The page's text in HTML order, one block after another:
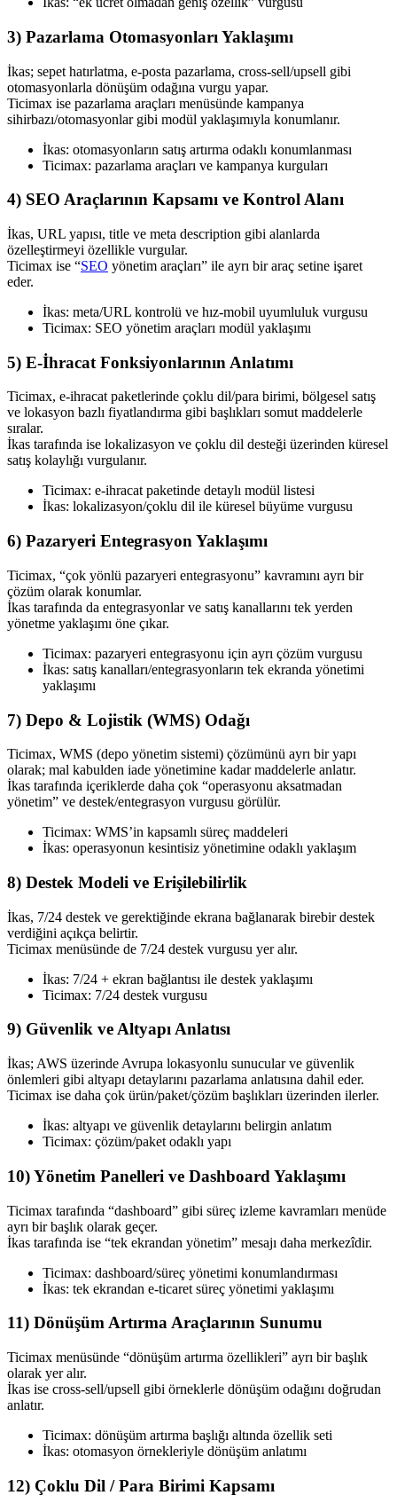
3) Pazarlama Otomasyonları Yaklaşımı
İkas; sepet hatırlatma, e-posta pazarlama, cross-sell/upsell gibi
otomasyonlarla dönüşüm odağına vurgu yapar.
Ticimax ise pazarlama araçları menüsünde kampanya
sihirbazı/otomasyonlar gibi modül yaklaşımıyla konumlanır.
İkas: otomasyonların satış artırma odaklı konumlanması
Ticimax: pazarlama araçları ve kampanya kurguları
4) SEO Araçlarının Kapsamı ve Kontrol Alanı
İkas, URL yapısı, title ve meta description gibi alanlarda
özelleştirmeyi özellikle vurgular.
Ticimax ise “SEO yönetim araçları” ile ayrı bir araç setine işaret
eder.
İkas: meta/URL kontrolü ve hız-mobil uyumluluk vurgusu
Ticimax: SEO yönetim araçları modül yaklaşımı
5) E-İhracat Fonksiyonlarının Anlatımı
Ticimax, e-ihracat paketlerinde çoklu dil/para birimi, bölgesel satış
ve lokasyon bazlı fiyatlandırma gibi başlıkları somut maddelerle
sıralar.
İkas tarafında ise lokalizasyon ve çoklu dil desteği üzerinden küresel
satış kolaylığı vurgulanır.
Ticimax: e-ihracat paketinde detaylı modül listesi
İkas: lokalizasyon/çoklu dil ile küresel büyüme vurgusu
6) Pazaryeri Entegrasyon Yaklaşımı
Ticimax, “çok yönlü pazaryeri entegrasyonu” kavramını ayrı bir
çözüm olarak konumlar.
İkas tarafında da entegrasyonlar ve satış kanallarını tek yerden
yönetme yaklaşımı öne çıkar.
Ticimax: pazaryeri entegrasyonu için ayrı çözüm vurgusu
İkas: satış kanalları/entegrasyonların tek ekranda yönetimi
yaklaşımı
7) Depo & Lojistik (WMS) Odağı
Ticimax, WMS (depo yönetim sistemi) çözümünü ayrı bir yapı
olarak; mal kabulden iade yönetimine kadar maddelerle anlatır.
İkas tarafında içeriklerde daha çok “operasyonu aksatmadan
yönetim” ve destek/entegrasyon vurgusu görülür.
Ticimax: WMS’in kapsamlı süreç maddeleri
İkas: operasyonun kesintisiz yönetimine odaklı yaklaşım
8) Destek Modeli ve Erişilebilirlik
İkas, 7/24 destek ve gerektiğinde ekrana bağlanarak birebir destek
verdiğini açıkça belirtir.
Ticimax menüsünde de 7/24 destek vurgusu yer alır.
İkas: 7/24 + ekran bağlantısı ile destek yaklaşımı
Ticimax: 7/24 destek vurgusu
9) Güvenlik ve Altyapı Anlatısı
İkas; AWS üzerinde Avrupa lokasyonlu sunucular ve güvenlik
önlemleri gibi altyapı detaylarını pazarlama anlatısına dahil eder.
Ticimax ise daha çok ürün/paket/çözüm başlıkları üzerinden ilerler.
İkas: altyapı ve güvenlik detaylarını belirgin anlatım
Ticimax: çözüm/paket odaklı yapı
10) Yönetim Panelleri ve Dashboard Yaklaşımı
Ticimax tarafında “dashboard” gibi süreç izleme kavramları menüde
ayrı bir başlık olarak geçer.
İkas tarafında ise “tek ekrandan yönetim” mesajı daha merkezîdir.
Ticimax: dashboard/süreç yönetimi konumlandırması
İkas: tek ekrandan e-ticaret süreç yönetimi yaklaşımı
11) Dönüşüm Artırma Araçlarının Sunumu
Ticimax menüsünde “dönüşüm artırma özellikleri” ayrı bir başlık
olarak yer alır.
İkas ise cross-sell/upsell gibi örneklerle dönüşüm odağını doğrudan
anlatır.
Ticimax: dönüşüm artırma başlığı altında özellik seti
İkas: otomasyon örnekleriyle dönüşüm anlatımı
12) Çoklu Dil / Para Birimi Kapsamı